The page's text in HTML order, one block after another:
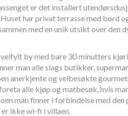
er det installert
har privat terrasse med bord
med en unik utsikt over den
by med bare 30 minutters
man alle slags butikker,
anerkjente og velbesøkte
alle kjøp og matbesøk, hvis
man finner i forbindelse med den
ikke wi-fi i villaen.